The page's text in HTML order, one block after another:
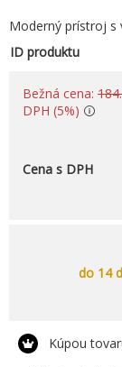
Moderný prístroj s
ID produktu
Bežná cena:
DPH (5%)
Cena s DPH
do 14
Kúpou